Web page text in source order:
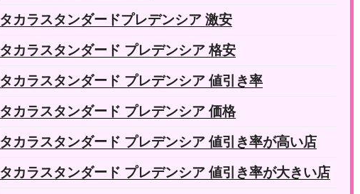
タカラスタンダードプレデンシア 激安
タカラスタンダード プレデンシア 格安
タカラスタンダード プレデンシア 値引き率
タカラスタンダード プレデンシア 価格
タカラスタンダード プレデンシア 値引き率が高い店
タカラスタンダード プレデンシア 値引き率が大きい店